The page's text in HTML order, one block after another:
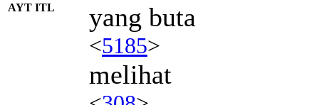
AYT ITL yang buta
<5185>
melihat